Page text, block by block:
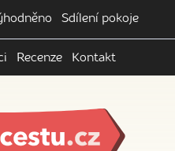
Sdílení pokoje
Recenze Kontakt